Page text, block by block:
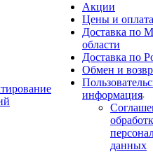
Акции
Цены и оплата
Доставка по
области
Доставка по
Обмен и
информация
данных